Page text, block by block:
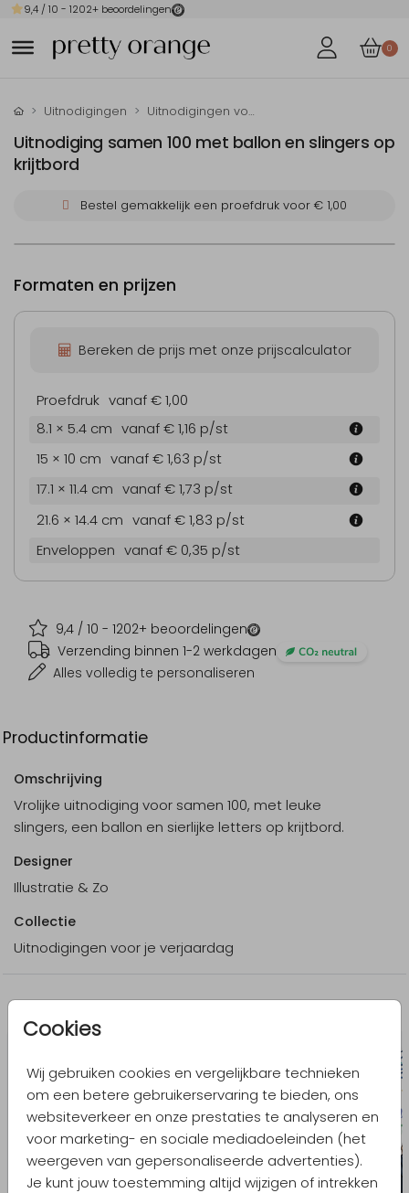
9,4 / 10 - 1202+ beoordelingen
0
Cookies
Wij gebruiken cookies en vergelijkbare technieken
om een betere gebruikerservaring te bieden, ons
websiteverkeer en onze prestaties te analyseren en
voor marketing- en sociale mediadoeleinden (het
weergeven van gepersonaliseerde advertenties).
Je kunt jouw toestemming altijd wijzigen of intrekken
Uitnodigingen Uitnodigingen voor je verjaardag
Uitnodiging samen 100 met ballon en slingers op
krijtbord
Bestel gemakkelijk een proefdruk voor € 1,00
9,4 / 10 - 1202+ beoordelingen
Verzending binnen 1-2 werkdagen
Alles volledig te personaliseren
Formaten en prijzen
Bereken de prijs met onze prijscalculator
Proefdruk vanaf € 1,00
8.1 × 5.4 cm vanaf € 1,16 p/st
15 × 10 cm vanaf € 1,63 p/st
17.1 × 11.4 cm vanaf € 1,73 p/st
21.6 × 14.4 cm vanaf € 1,83 p/st
Enveloppen vanaf € 0,35 p/st
Productinformatie
Omschrijving
Vrolijke uitnodiging voor samen 100, met leuke
slingers, een ballon en sierlijke letters op krijtbord.
Designer
Illustratie & Zo
Collectie
Uitnodigingen voor je verjaardag
Meer in dezelfde stijl